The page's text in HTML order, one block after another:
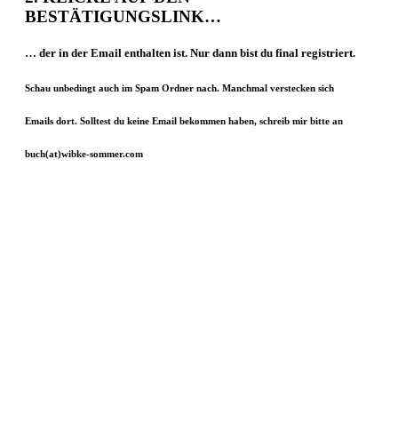
BESTÄTIGUNGSLINK…
… der in der Email enthalten ist. Nur dann bist du final registriert.
Schau unbedingt auch im Spam Ordner nach. Manchmal verstecken sich
Emails dort. Solltest du keine Email bekommen haben, schreib mir bitte an
buch(at)wibke-sommer.com